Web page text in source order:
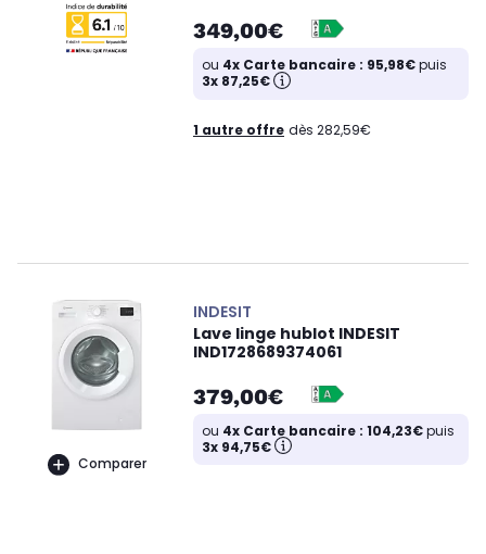
349,00€
ou 4x Carte bancaire : 95,98€puis
3x 87,25€
1 autre offre dès 282,59€
Comparer
INDESIT
Lave linge hublot INDESIT
IND1728689374061
379,00€
ou 4x Carte bancaire : 104,23€puis
3x 94,75€